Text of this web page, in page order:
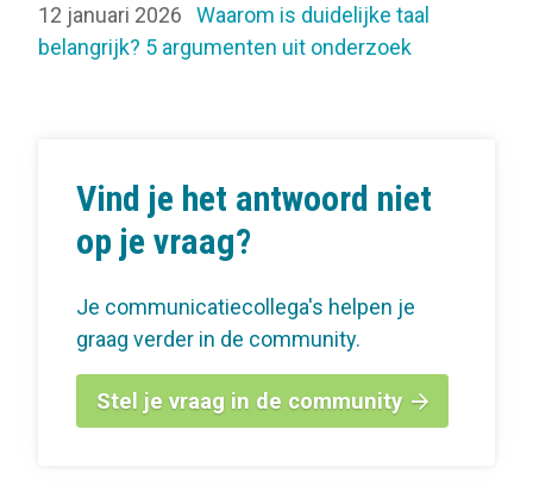
12 januari 2026
Waarom is duidelijke taal
belangrijk? 5 argumenten uit onderzoek
Vind je het antwoord niet
op je vraag?
Je communicatiecollega's helpen je
graag verder in de community.
Stel je vraag in de community